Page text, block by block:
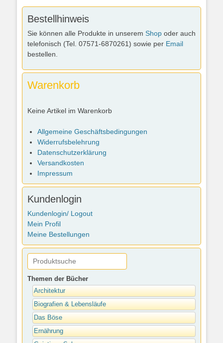
Bestellhinweis
Sie können alle Produkte in unserem Shop oder auch
telefonisch (Tel. 07571-6870261) sowie per Email
bestellen.
Warenkorb
Keine Artikel im Warenkorb
Allgemeine Geschäftsbedingungen
Widerrufsbelehrung
Datenschutzerklärung
Versandkosten
Impressum
Kundenlogin
Kundenlogin/ Logout
Mein Profil
Meine Bestellungen
Themen der Bücher
Architektur
Biografien & Lebensläufe
Das Böse
Ernährung